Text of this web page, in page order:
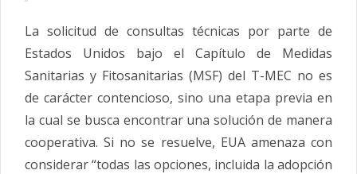
La solicitud de consultas técnicas por parte de
Estados Unidos bajo el Capítulo de Medidas
Sanitarias y Fitosanitarias (MSF) del T-MEC no es
de carácter contencioso, sino una etapa previa en
la cual se busca encontrar una solución de manera
cooperativa. Si no se resuelve, EUA amenaza con
considerar “todas las opciones, incluida la adopción